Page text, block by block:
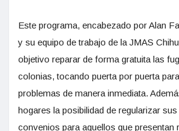
Este programa, encabezado por Alan
y su equipo de trabajo de la JMAS
objetivo reparar de forma gratuita las
colonias, tocando puerta por puerta
problemas de manera inmediata.
hogares la posibilidad de regularizar
convenios para aquellos que presentan